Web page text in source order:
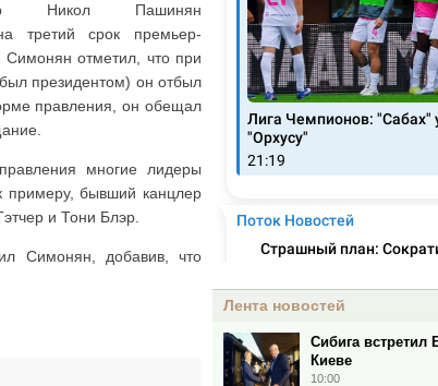
Никол Пашинян
третий срок премьер-
Симонян отметил, что при
президентом) он отбыл
правления, он обещал
многие лидеры
примеру, бывший канцлер
и Тони Блэр.
Симонян, добавив, что
Лента новостей
Сибига встретил
Киеве
10:00